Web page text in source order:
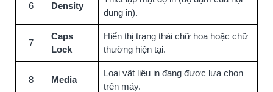
6 Density
dung in).
7
Caps
Lock
Hiển thị trạng thái chữ hoa hoặc chữ
thường hiện tại.
8 Media
Loại vật liệu in đang được lựa chọn
trên máy.